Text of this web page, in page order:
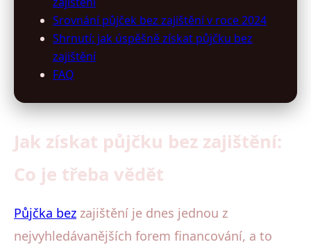
Srovnání půjček bez zajištění v roce 2024
Shrnutí: jak úspěšně získat půjčku bez
zajištění
FAQ
Jak získat půjčku bez zajištění:
Co je třeba vědět
Půjčka bez zajištění je dnes jednou z
nejvyhledávanějších forem financování, a to